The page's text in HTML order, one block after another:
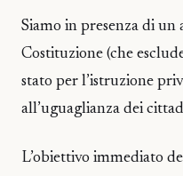
Siamo in presenza di
Costituzione (che
stato per l’istruzione
all’uguaglianza dei
L’obiettivo immediato